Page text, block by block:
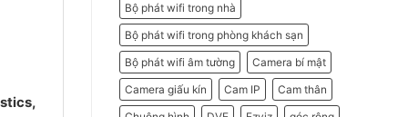
Bộ phát wifi trong nhà
Bộ phát wifi trong phòng khách sạn
Bộ phát wifi âm tường
Camera bí mật
Camera giấu kín
Cam IP
Cam thân